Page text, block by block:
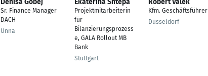
Denisa Gobej
Sr. Finance Manager
DACH
Unna
Ekaterina Shtepa
Projektmitarbeiterin
für
Bilanzierungsprozess
e, GALA Rollout MB
Bank
Stuttgart
Robert Valek
Kfm. Geschäftsführer
Düsseldorf